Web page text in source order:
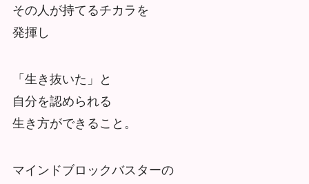
その人が持てるチカラを
発揮し
「生き抜いた」と
自分を認められる
生き方ができること。
マインドブロックバスターの